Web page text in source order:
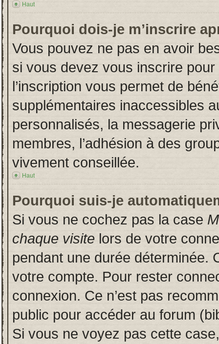
Haut
Pourquoi dois-je m’inscrire
Vous pouvez ne pas en avoir
si vous devez vous inscrire
l’inscription vous permet de
supplémentaires inaccessibles
personnalisés, la messagerie
membres, l’adhésion à des
vivement conseillée.
Haut
Pourquoi suis-je
Si vous ne cochez pas la case
chaque visite lors de votre
pendant une durée déterminée.
votre compte. Pour rester
connexion. Ce n’est pas
public pour accéder au forum
Si vous ne voyez pas cette